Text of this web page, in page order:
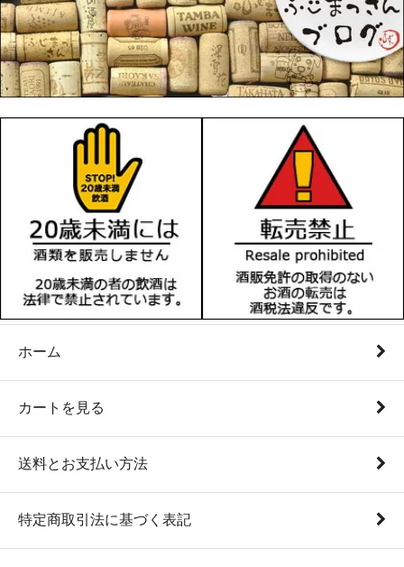
ホーム
カートを見る
送料とお支払い方法
特定商取引法に基づく表記